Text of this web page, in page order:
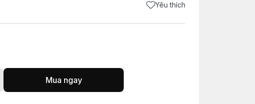
Yêu thích
Mua ngay